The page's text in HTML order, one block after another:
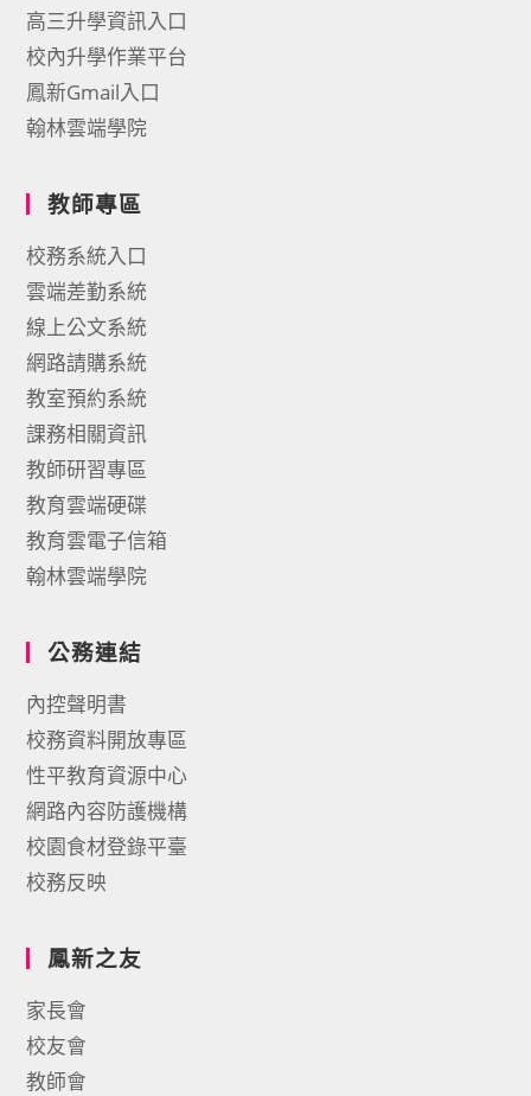
高三升學資訊入口
校內升學作業平台
鳳新Gmail入口
翰林雲端學院
教師專區
校務系統入口
雲端差勤系統
線上公文系統
網路請購系統
教室預約系統
課務相關資訊
教師研習專區
教育雲端硬碟
教育雲電子信箱
翰林雲端學院
公務連結
內控聲明書
校務資料開放專區
性平教育資源中心
網路內容防護機構
校園食材登錄平臺
校務反映
鳳新之友
家長會
校友會
教師會